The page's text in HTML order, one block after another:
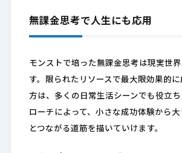
無課金思考で人生にも応用
モンストで培った無課金思考は現実世
す。限られたリソースで最大限効果的
方は、多くの日常生活シーンでも役立
ローチによって、小さな成功体験から
とつながる道筋を描いていけます。